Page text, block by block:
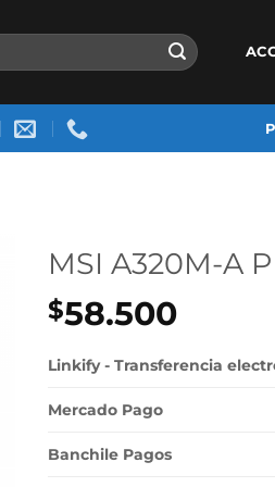
MSI A320M-A
$58.500
Linkify - Transferencia
Mercado Pago
Banchile Pagos